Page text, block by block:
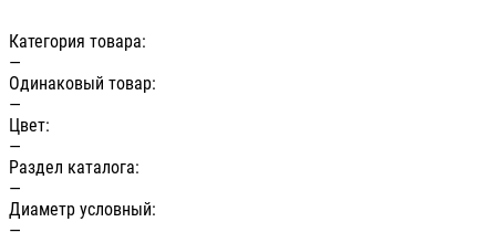
Категория товара:
—
Одинаковый товар:
—
Цвет:
—
Раздел каталога:
—
Диаметр условный:
—